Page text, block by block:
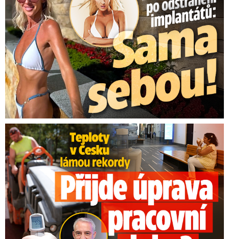
Teploty v Česku lámou rekordy: Přijde úprava pracovní doby?